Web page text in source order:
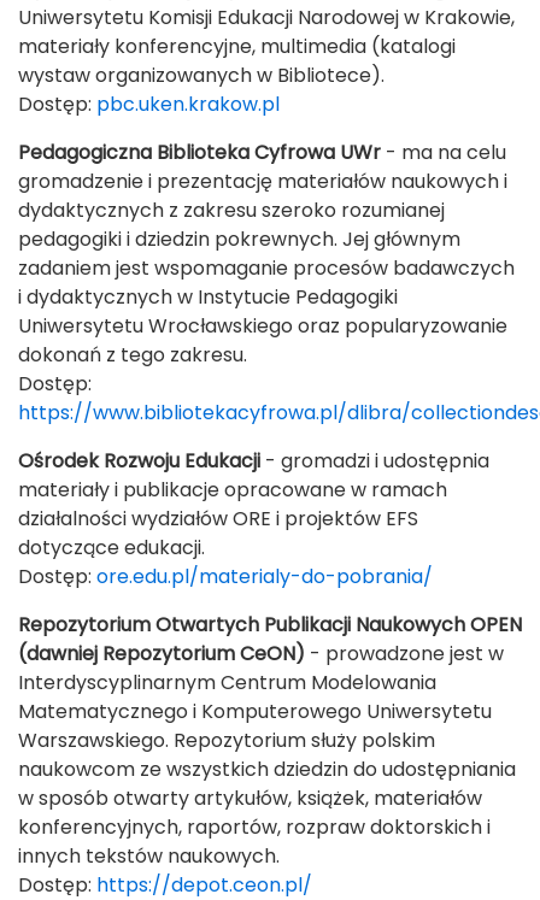
Uniwersytetu Komisji Edukacji Narodowej w Krakowie,
materiały konferencyjne, multimedia (katalogi
wystaw organizowanych w Bibliotece).
Dostęp: pbc.uken.krakow.pl
Pedagogiczna Biblioteka Cyfrowa UWr - ma na celu
gromadzenie i prezentację materiałów naukowych i
dydaktycznych z zakresu szeroko rozumianej
pedagogiki i dziedzin pokrewnych. Jej głównym
zadaniem jest wspomaganie procesów badawczych
i dydaktycznych w Instytucie Pedagogiki
Uniwersytetu Wrocławskiego oraz popularyzowanie
dokonań z tego zakresu.
Dostęp:
https://www.bibliotekacyfrowa.pl/dlibra/
Ośrodek Rozwoju Edukacji - gromadzi i udostępnia
materiały i publikacje opracowane w ramach
działalności wydziałów ORE i projektów EFS
dotyczące edukacji.
Dostęp: ore.edu.pl/materialy-do-pobrania/
Repozytorium Otwartych Publikacji Naukowych OPEN
(dawniej Repozytorium CeON) - prowadzone jest w
Interdyscyplinarnym Centrum Modelowania
Matematycznego i Komputerowego Uniwersytetu
Warszawskiego. Repozytorium służy polskim
naukowcom ze wszystkich dziedzin do udostępniania
w sposób otwarty artykułów, książek, materiałów
konferencyjnych, raportów, rozpraw doktorskich i
innych tekstów naukowych.
Dostęp: https://depot.ceon.pl/